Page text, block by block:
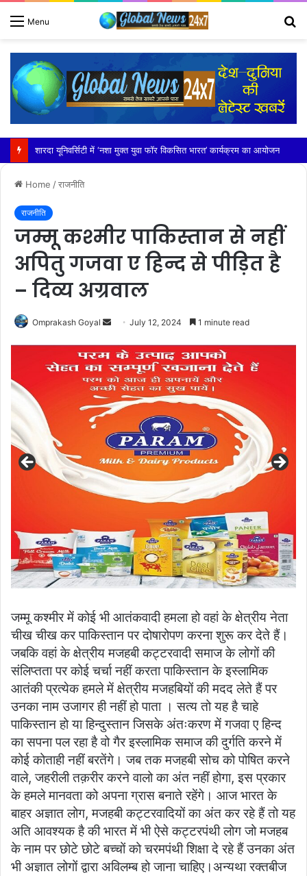
Menu
शारदा यूनिवर्सिटी में ‘नशा मुक्त युवा फॉर विकसित भारत’ कार्यक्रम का आयोजन
Home /राजनीति
राजनीति
जम्मू कश्मीर पाकिस्तान से नहीं
अपितु गजवा ए हिन्द से पीड़ित है
– दिव्य अग्रवाल
Omprakash Goyal
Send
email
July 12, 2024 1 minute read
जम्मू कश्मीर में कोई भी आतंकवादी हमला हो वहां के क्षेत्रीय नेता
चीख चीख कर पाकिस्तान पर दोषारोपण करना शुरू कर देते हैं।
जबकि वहां के क्षेत्रीय मजहबी कट्टरवादी समाज के लोगों की
संलिप्तता पर कोई चर्चा नहीं करता पाकिस्तान के इस्लामिक
आतंकी प्रत्येक हमले में क्षेत्रीय मजहबियों की मदद लेते हैं पर
उनका नाम उजागर ही नहीं हो पाता । सत्य तो यह है चाहे
पाकिस्तान हो या हिन्दुस्तान जिसके अंतःकरण में गजवा ए हिन्द
का सपना पल रहा है वो गैर इस्लामिक समाज की दुर्गति करने में
कोई कोताही नहीं बरतेंगे। जब तक मजहबी सोच को पोषित करने
वाले, जहरीली तक़रीर करने वालो का अंत नहीं होगा, इस प्रकार
के हमले मानवता को अपना ग्रास बनाते रहेंगे। आज भारत के
बाहर अज्ञात लोग, मजहबी कट्टरवादियों का अंत कर रहे हैं तो यह
अति आवश्यक है की भारत में भी ऐसे कट्टरपंथी लोग जो मजहब
के नाम पर छोटे छोटे बच्चों को चरमपंथी शिक्षा दे रहे हैं उनका अंत
भी अज्ञात लोगों द्वारा अविलम्ब हो जाना चाहिए।अन्यथा रक्तबीज